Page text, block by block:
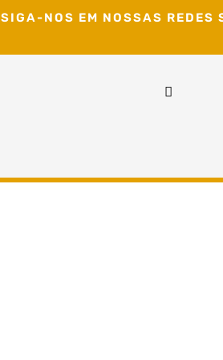
SIGA-NOS EM NOSSAS REDES